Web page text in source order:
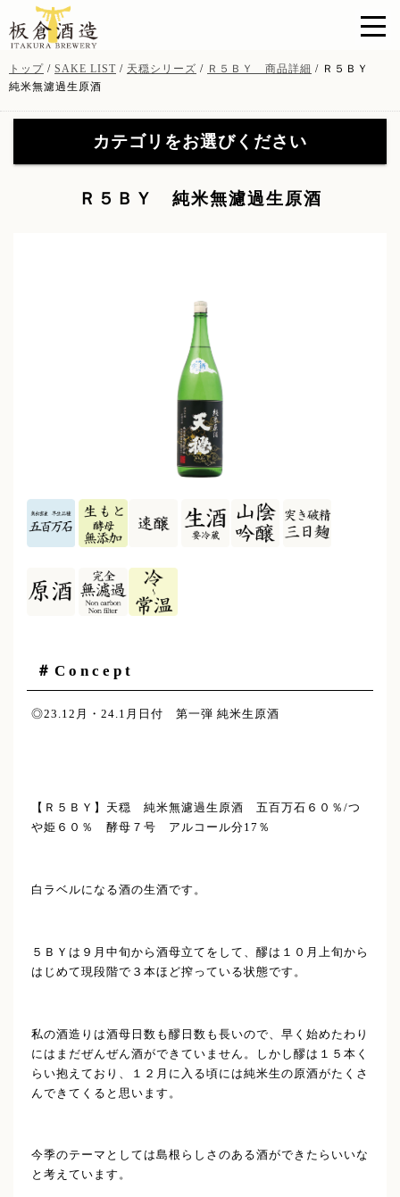
このページの本文へ
現
在
位
トップ / SAKE LIST / 天穏シリーズ / Ｒ５ＢＹ 商品詳細 / Ｒ５ＢＹ
純米無濾過生原酒
カテゴリをお選びください
天穏シリーズ (19)
【特約店限定販売】無窮天
穏シリーズ(41)
酒粕・酒器・グッツ
Ｒ５ＢＹ 純米無濾過生原酒
＃Concept
◎23.12月・24.1月日付 第一弾 純米生原酒
【Ｒ５ＢＹ】天穏 純米無濾過生原酒 五百万石６０％/つ
や姫６０％ 酵母７号 アルコール分17％
白ラベルになる酒の生酒です。
５ＢＹは９月中旬から酒母立てをして、醪は１０月上旬から
はじめて現段階で３本ほど搾っている状態です。
私の酒造りは酒母日数も醪日数も長いので、早く始めたわり
にはまだぜんぜん酒ができていません。しかし醪は１５本く
らい抱えており、１２月に入る頃には純米生の原酒がたくさ
んできてくると思います。
今季のテーマとしては島根らしさのある酒ができたらいいな
と考えています。